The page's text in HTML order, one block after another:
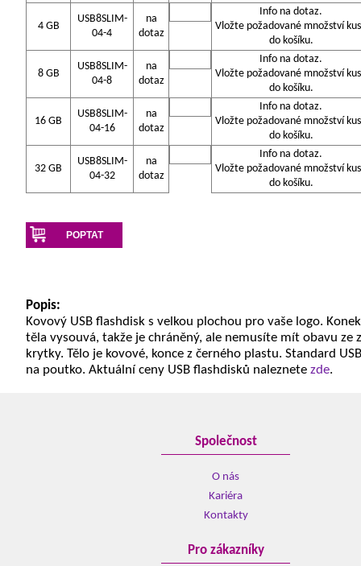
4 GB
USB8SLIM-
04-4
na
dotaz
Info na dotaz.
Vložte požadované množství
do košíku.
8 GB
USB8SLIM-
04-8
na
dotaz
Info na dotaz.
Vložte požadované množství
do košíku.
16 GB
USB8SLIM-
04-16
na
dotaz
Info na dotaz.
Vložte požadované množství
do košíku.
32 GB
USB8SLIM-
04-32
na
dotaz
Info na dotaz.
Vložte požadované množství
do košíku.
POPTAT
Popis:
Kovový USB flashdisk s velkou plochou pro vaše logo.
těla vysouvá, takže je chráněný, ale nemusíte mít obavu ze
krytky. Tělo je kovové, konce z černého plastu. Standard
na poutko. Aktuální ceny USB flashdisků naleznete zde.
Společnost
O nás
Kariéra
Kontakty
Pro zákazníky